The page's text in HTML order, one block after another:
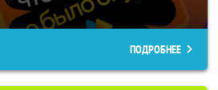
ПОДРОБНЕЕ